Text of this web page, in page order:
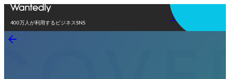
400万人が利用するビジネスSNS
アプリを使う